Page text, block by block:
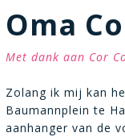
Oma
Met dank aan Cor
Zolang ik mij kan
Baumannplein te
aanhanger van de